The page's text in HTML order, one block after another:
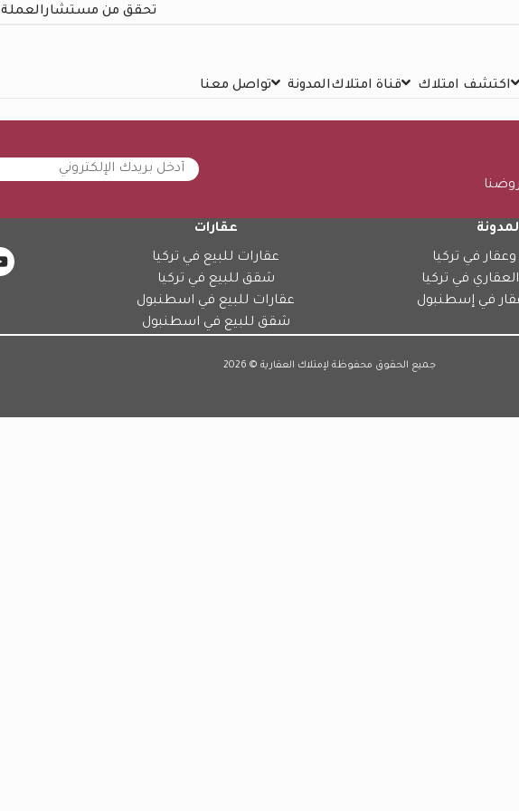
تحقق من مستشارالعملة
اكتشف امتلاك قناة امتلاكالمدونة تواصل معنا
في تركيا
في تركيا
في إسطنبول
عقارات
عقارات للبيع في تركيا
شقق للبيع في تركيا
عقارات للبيع في اسطنبول
شقق للبيع في اسطنبول
جميع الحقوق محفوظة لإمتلاك العقارية © 2026